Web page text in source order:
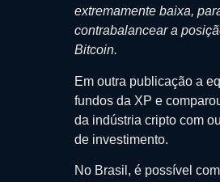
extremamente baixa,
contrabalancear a
Bitcoin.
Em outra publicação a
fundos da XP e
da indústria cripto com
de investimento.
No Brasil, é possível